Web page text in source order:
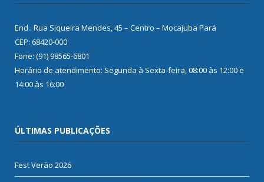
End.: Rua Siqueira Mendes, 45 – Centro – Mocajuba Pará
CEP: 68420-000
Fone: (91) 98565-6801
Horário de atendimento: Segunda à Sexta-feira, 08:00 às 12:00 e
14:00 às 16:00
ÚLTIMAS PUBLICAÇÕES
Fest Verão 2026